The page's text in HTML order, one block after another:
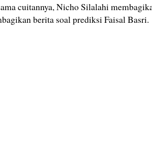
cuitannya, Nicho Silalahi
berita soal prediksi Faisal Basri.